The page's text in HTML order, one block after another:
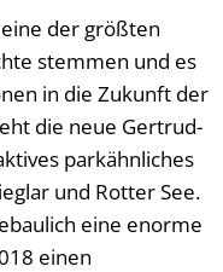
der größten
stemmen und es
in die Zukunft der
die neue Gertrud-
parkähnliches
und Rotter See.
eine enorme
einen